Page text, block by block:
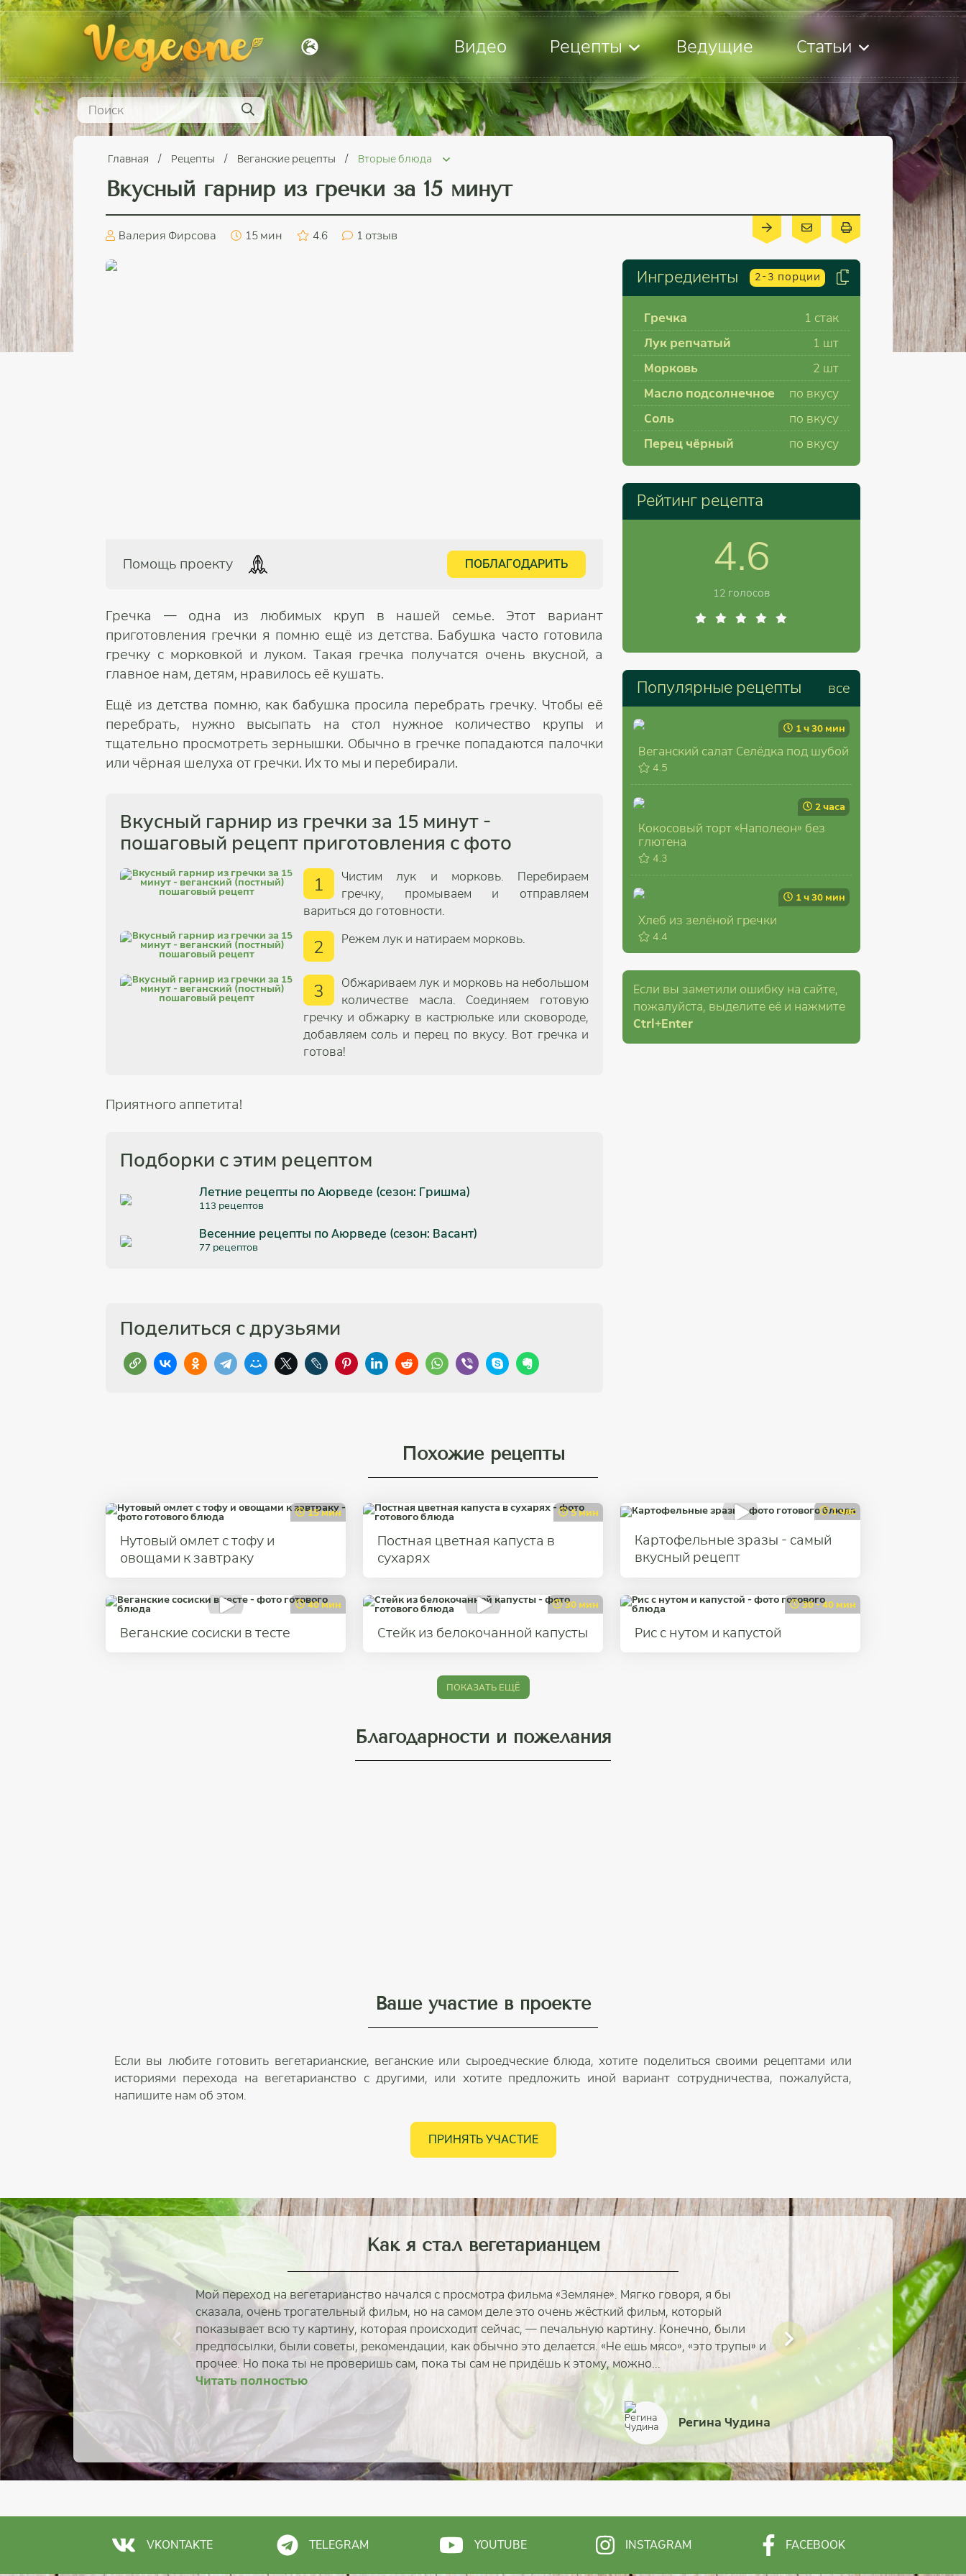
Видео Рецепты Ведущие Статьи
Главная Рецепты Веганские рецепты Вторые блюда
Вкусный гарнир из гречки за 15 минут
Валерия Фирсова 15 мин 4.6 1 отзыв
Помощь проекту ПОБЛАГОДАРИТЬ
Гречка — одна из любимых круп в нашей семье. Этот вариант
приготовления гречки я помню ещё из детства. Бабушка часто готовила
гречку с морковкой и луком. Такая гречка получатся очень вкусной, а
главное нам, детям, нравилось её кушать.
Ещё из детства помню, как бабушка просила перебрать гречку. Чтобы её
перебрать, нужно высыпать на стол нужное количество крупы и
тщательно просмотреть зернышки. Обычно в гречке попадаются палочки
или чёрная шелуха от гречки. Их то мы и перебирали.
Вкусный гарнир из гречки за 15 минут -
пошаговый рецепт приготовления с фото
1
Чистим лук и морковь. Перебираем
гречку, промываем и отправляем
вариться до готовности.
2 Режем лук и натираем морковь.
3
Обжариваем лук и морковь на небольшом
количестве масла. Соединяем готовую
гречку и обжарку в кастрюльке или сковороде,
добавляем соль и перец по вкусу. Вот гречка и
готова!
Приятного аппетита!
Подборки с этим рецептом
Летние рецепты по Аюрведе (сезон: Гришма)
113 рецептов
Весенние рецепты по Аюрведе (сезон: Васант)
77 рецептов
Поделиться с друзьями
Ингредиенты 2-3 порции
Гречка 1 стак
Лук репчатый
1 шт
Морковь
2 шт
Масло подсолнечное
по вкусу
Соль
по вкусу
Перец чёрный
по вкусу
Рейтинг рецепта
4.6
12 голосов
Популярные рецепты все
1 ч 30 мин
Веганский салат Селёдка под шубой
4.5
2 часа
Кокосовый торт «Наполеон» без
глютена
4.3
1 ч 30 мин
Хлеб из зелёной гречки
4.4
Если вы заметили ошибку на сайте,
пожалуйста, выделите её и нажмите
Ctrl +Enter
Похожие рецепты
15 мин
Нутовый омлет с тофу и
овощами к завтраку
5 мин
Постная цветная капуста в
сухарях
1 час
Картофельные зразы - cамый
вкусный рецепт
40 мин
Веганские сосиски в тесте
30 мин
Стейк из белокочанной капусты
30 - 40 мин
Рис с нутом и капустой
ПОКАЗАТЬ ЕЩЁ
Благодарности и пожелания
Ваше участие в проекте
Если вы любите готовить вегетарианские, веганские или сыроедческие блюда, хотите поделиться своими рецептами или
историями перехода на вегетарианство с другими, или хотите предложить иной вариант сотрудничества, пожалуйста,
напишите нам об этом.
ПРИНЯТЬ УЧАСТИЕ
Как я стал вегетарианцем
Мой переход на вегетарианство начался с просмотра фильма «Земляне». Мягко говоря, я бы
сказала, очень трогательный фильм, но на самом деле это очень жёсткий фильм, который
показывает всю ту картину, которая происходит сейчас, — печальную картину. Конечно, были
предпосылки, были советы, рекомендации, как обычно это делается. «Не ешь мясо», «это трупы» и
прочее. Но пока ты не проверишь сам, пока ты сам не придёшь к этому, можно...
Читать полностью
Регина Чудина
Читать полностью
Алексей Исаков
Читать полностью
Лидия Гоголева
Читать полностью
Алла Рысина
Читать полностью
Татьяна Венгерская
Читать полностью
Ольга Савина
Читать полностью
Юлия Мельник
Читать полностью
Наталья Пономарёва
VKONTAKTE TELEGRAM YOUTUBE INSTAGRAM FACEBOOK